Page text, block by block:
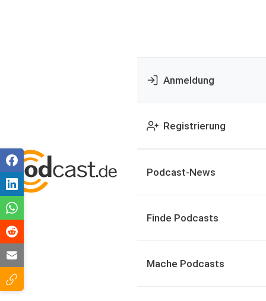
Anmeldung
Registrierung
Podcast-News
Finde Podcasts
Mache Podcasts